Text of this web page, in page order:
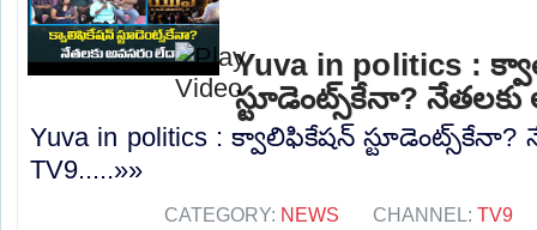
Yuva in politics :
స్టూడెంట్స్‌కేనా?
Yuva in politics : క్వాలిఫికేషన్
TV9.....»»
CATEGORY: NEWS CHANNEL: TV9